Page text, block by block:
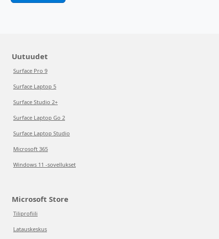
Uutuudet
Surface Pro 9
Surface Laptop 5
Surface Studio 2+
Surface Laptop Go 2
Surface Laptop Studio
Microsoft 365
Windows 11 -sovellukset
Microsoft Store
Tiliprofiili
Latauskeskus